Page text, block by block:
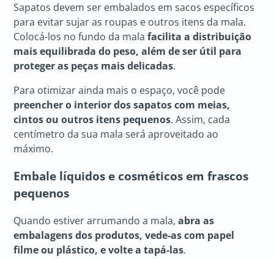
Sapatos devem ser embalados em sacos específicos
para evitar sujar as roupas e outros itens da mala.
Colocá-los no fundo da malafacilita a distribuição
mais equilibrada do peso, além de ser útil para
proteger as peças mais delicadas.
Para otimizar ainda mais o espaço, você pode
preencher o interior dos sapatos com meias,
cintos ou outros itens pequenos. Assim, cada
centímetro da sua mala será aproveitado ao
máximo.
Embale líquidos e cosméticos em frascos
pequenos
Quando estiver arrumando a mala,abra as
embalagens dos produtos, vede-as com papel
filme ou plástico, e volte a tapá-las.